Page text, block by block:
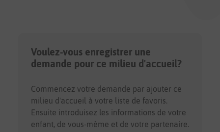
Voulez-vous enregistrer une
demande pour ce milieu d'accueil?
Commencez votre demande par ajouter ce
milieu d'accueil à votre liste de favoris.
Ensuite introduisez les informations de votre
enfant, de vous-même et de votre partenaire.